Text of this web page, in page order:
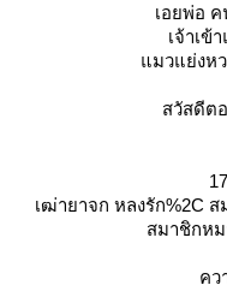
เอยพ่อ
เจ้าเข้
มวแย่งห
สวัสดีต
เฒ่ายาจก หลงรัก%2C ส
สมาชิกหม
คว